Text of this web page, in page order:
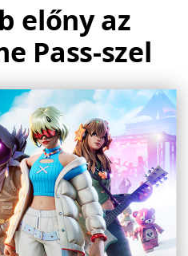
előny az
Pass-szel